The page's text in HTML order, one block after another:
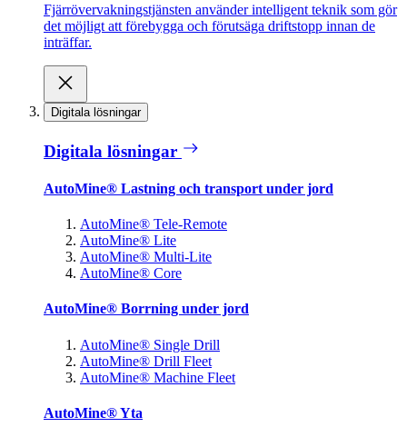
Fjärrövervakningstjänsten använder intelligent teknik som gör
det möjligt att förebygga och förutsäga driftstopp innan de
inträffar.
Digitala lösningar
Digitala lösningar
AutoMine® Lastning och transport under jord
AutoMine® Tele-Remote
AutoMine® Lite
AutoMine® Multi-Lite
AutoMine® Core
AutoMine® Borrning under jord
AutoMine® Single Drill
AutoMine® Drill Fleet
AutoMine® Machine Fleet
AutoMine® Yta